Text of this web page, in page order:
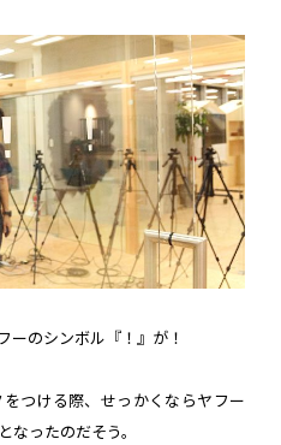
ーのシンボル『！』が！
つける際、せっかくならヤフー
なったのだそう。